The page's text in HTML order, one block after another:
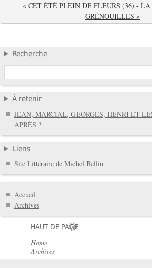
« CET ÉTÉ PLEIN DE FLEURS (36) - LA
GRENOUILLES »
Recherche
À retenir
JEAN, MARCIAL, GEORGES, HENRI ET
APRÈS ?
Liens
Site Littéraire de Michel Bellin
Accueil
Archives
HAUT DE PAGE
Home
Archives